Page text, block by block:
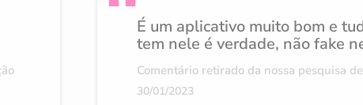
É um aplicativo muito bom e
tem nele é verdade, não fake
Comentário retirado da nossa pesquisa de
30/01/2023